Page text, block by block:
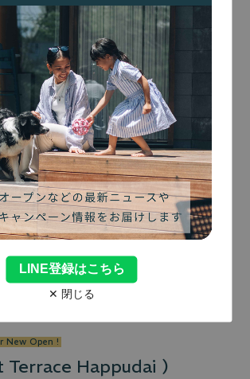
Villa Happudai
ヴィラ八風台
る、
トステイ。
敷地：830㎡
宿泊人数：1-12名
沿いのサウナ＆水風呂
リバービュー
ン
森の中の別荘地
or e
New Open !
Terrace Happudai
LINE登録はこちら
✕ 閉じる